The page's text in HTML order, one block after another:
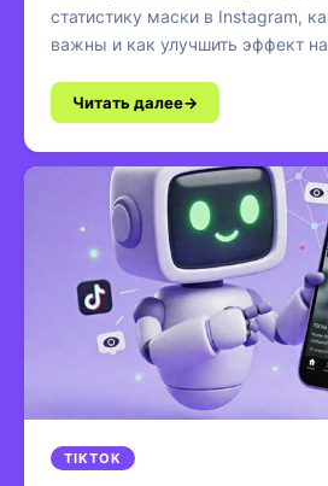
статистику маски в Instagram,
важны и как улучшить эффект
Читать далее
TIKTOK